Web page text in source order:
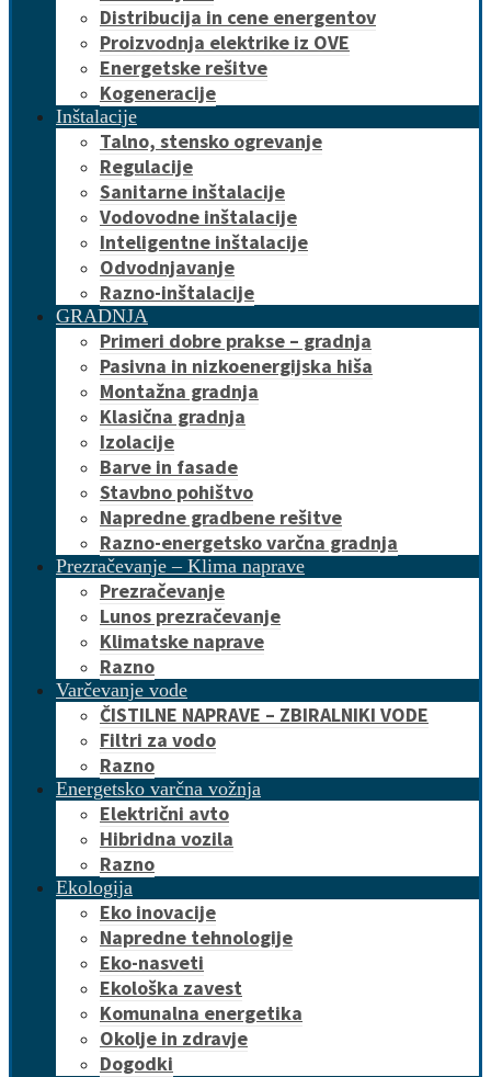
Distribucija in cene energentov
Proizvodnja elektrike iz OVE
Energetske rešitve
Kogeneracije
Inštalacije
Talno, stensko ogrevanje
Regulacije
Sanitarne inštalacije
Vodovodne inštalacije
Inteligentne inštalacije
Odvodnjavanje
Razno-inštalacije
GRADNJA
Primeri dobre prakse – gradnja
Pasivna in nizkoenergijska hiša
Montažna gradnja
Klasična gradnja
Izolacije
Barve in fasade
Stavbno pohištvo
Napredne gradbene rešitve
Razno-energetsko varčna gradnja
Prezračevanje – Klima naprave
Prezračevanje
Lunos prezračevanje
Klimatske naprave
Razno
Varčevanje vode
ČISTILNE NAPRAVE – ZBIRALNIKI VODE
Filtri za vodo
Razno
Energetsko varčna vožnja
Električni avto
Hibridna vozila
Razno
Ekologija
Eko inovacije
Napredne tehnologije
Eko-nasveti
Ekološka zavest
Komunalna energetika
Okolje in zdravje
Dogodki